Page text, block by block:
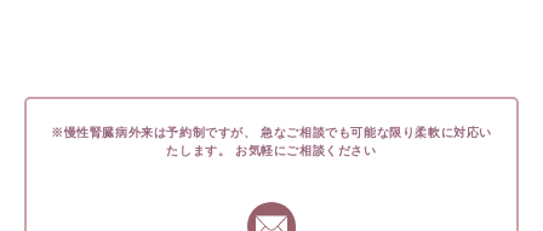
※慢性腎臓病外来は予約制ですが、
急なご相談でも可能な限り柔軟に対応い
たします。
お気軽にご相談ください